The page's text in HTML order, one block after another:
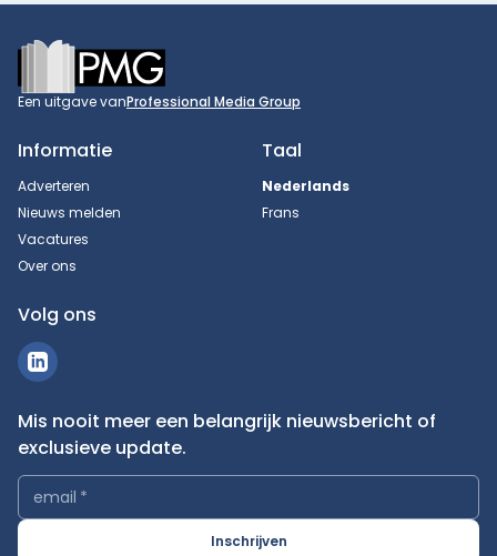
Footer
Een uitgave vanProfessional Media Group
Informatie
Adverteren
Nieuws melden
Vacatures
Over ons
Taal
Nederlands
Frans
Volg ons
Mis nooit meer een belangrijk nieuwsbericht of
exclusieve update.
email *
Inschrijven